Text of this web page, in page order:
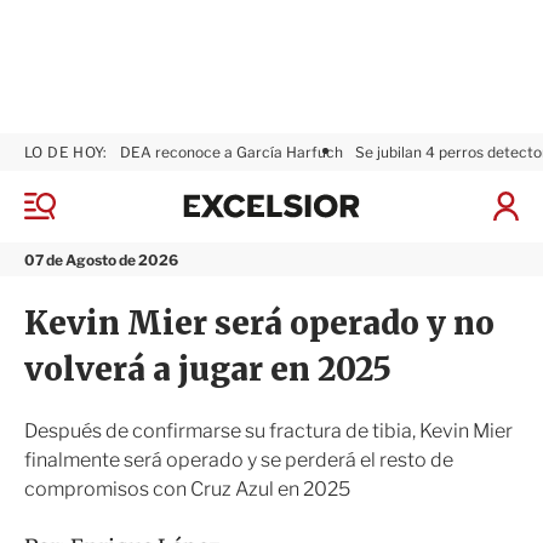
M
n
07 de Agosto de 2026
LO DE HOY: DEA reconoce a García Harfuch Se jubilan 4 perros
I
s
x
i
o
r
Kevin Mier será operado y no
volverá a jugar en 2025
Después de confirmarse su fractura de tibia, Kevin Mier
finalmente será operado y se perderá el resto de
compromisos con Cruz Azul en 2025